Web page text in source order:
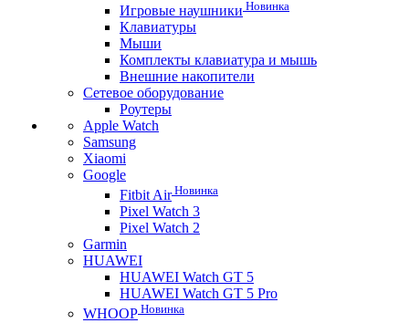
Игровые наушники Новинка
Клавиатуры
Мыши
Комплекты клавиатура и мышь
Внешние накопители
Сетевое оборудование
Роутеры
Apple Watch
Samsung
Xiaomi
Google
Fitbit AirНовинка
Pixel Watch 3
Pixel Watch 2
Garmin
HUAWEI
HUAWEI Watch GT 5
HUAWEI Watch GT 5 Pro
WHOOP Новинка